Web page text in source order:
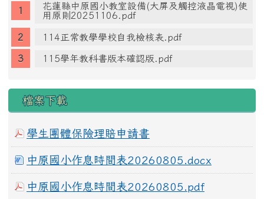
花蓮縣中原國小教室設備(大屏及觸控液晶電視)使
用原則20251106.pdf
114正常教學學校自我檢核表.pdf
115學年教科書版本確認版.pdf
檔案下載
學生團體保險理賠申請書
中原國小作息時間表20260805.docx
中原國小作息時間表20260805.pdf